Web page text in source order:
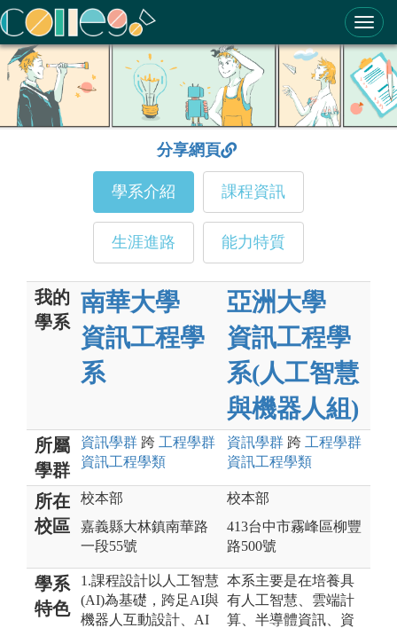
ColleGo! 大學選才與高中育才輔助系統
分享網頁
學系介紹 課程資訊
生涯進路 能力特質
我的
學系
南華大學
資訊工程學
系
亞洲大學
資訊工程學
系(人工智慧
與機器人組)
所屬
學群
資訊學群 跨 工程學群
資訊工程學類
資訊學群 跨 工程學群
資訊工程學類
所在
校區
校本部
嘉義縣大林鎮南華路
一段55號
校本部
413台中市霧峰區柳豐
路500號
學系
特色
1.課程設計以人工智慧
(AI)為基礎，跨足AI與
機器人互動設計、AI
本系主要是在培養具
有人工智慧、雲端計
算、半導體資訊、資